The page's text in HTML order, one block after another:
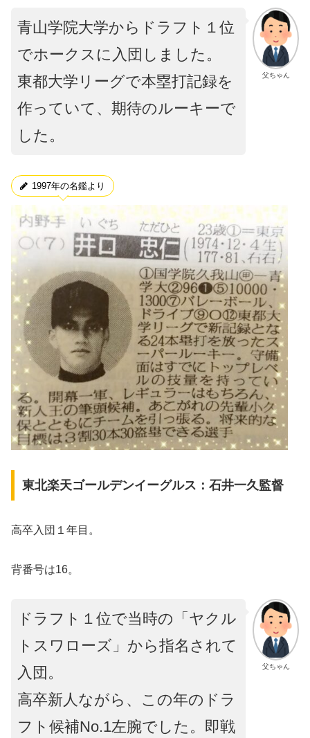
父ちゃん
青山学院大学からドラフト１位
でホークスに入団しました。
東都大学リーグで本塁打記録を
作っていて、期待のルーキーで
した。
1997年の名鑑より
東北楽天ゴールデンイーグルス：石井一久監督
高卒入団１年目。
背番号は16。
父ちゃん
ドラフト１位で当時の「ヤクル
トスワローズ」から指名されて
入団。
高卒新人ながら、この年のドラ
フト候補No.1左腕でした。即戦